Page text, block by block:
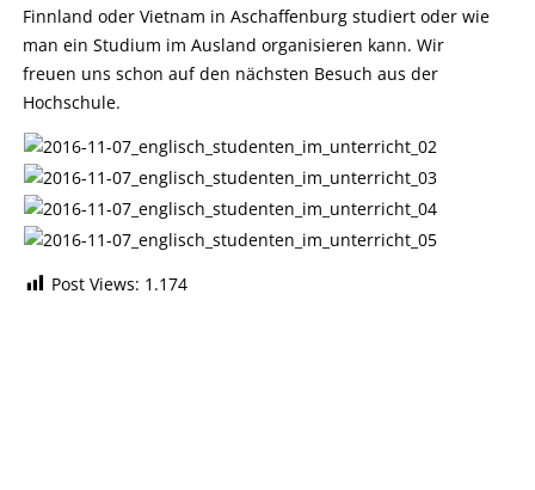
Finnland oder Vietnam in Aschaffenburg studiert oder wie
man ein Studium im Ausland organisieren kann. Wir
freuen uns schon auf den nächsten Besuch aus der
Hochschule.
Post Views: 1.174